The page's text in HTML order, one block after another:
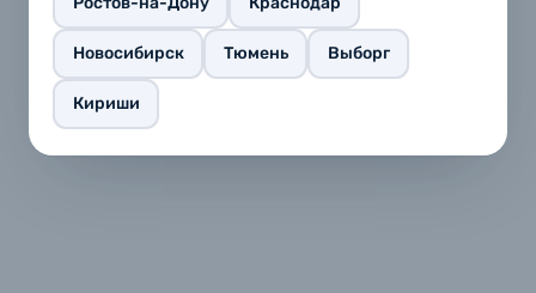
Новосибирск Тюмень Выборг
Кириши